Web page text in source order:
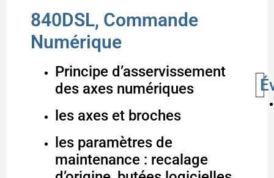
840DSL, Commande
Numérique
Principe d’asservissement
des axes numériques
les axes et broches
les paramètres de
maintenance : recalage